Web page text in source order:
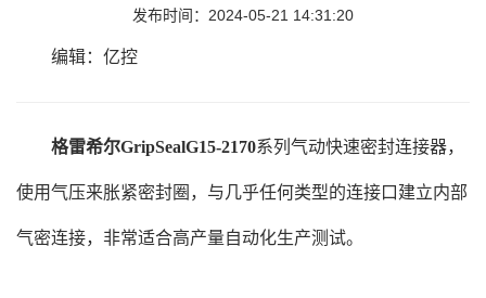
发布时间：2024-05-21 14:31:20
编辑：亿控
格雷希尔GripSealG15-2170系列气动快速密封连接器，
使用气压来胀紧密封圈，与几乎任何类型的连接口建立内部
气密连接，非常适合高产量自动化生产测试。